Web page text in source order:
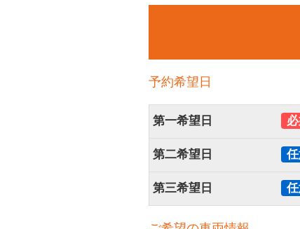
予約希望日
第一希望日
第二希望日
第三希望日